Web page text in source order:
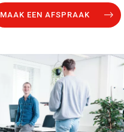
MAAK EEN AFSPRAAK